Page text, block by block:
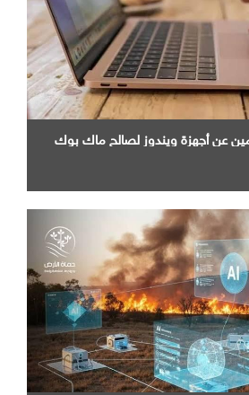
عن أجهزة ويندوز لصالح ماك بوك